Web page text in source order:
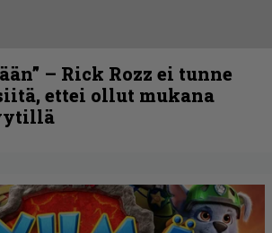
– Rick Rozz ei tunne
ettei ollut mukana